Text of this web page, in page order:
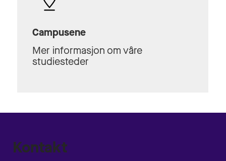
Campusene
Mer informasjon om våre
studiesteder
Kontakt